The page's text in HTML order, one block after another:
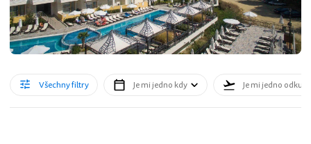
Všechny filtry Je mi jedno kdy Je mi jedno odkud